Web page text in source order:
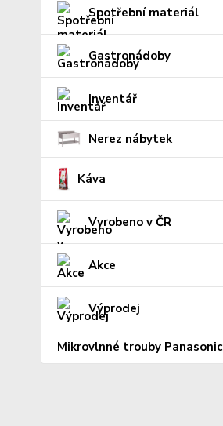
Spotřební materiál
Gastronádoby
Inventář
Nerez nábytek
Káva
Vyrobeno v ČR
Akce
Výprodej
Mikrovlnné trouby Panasonic